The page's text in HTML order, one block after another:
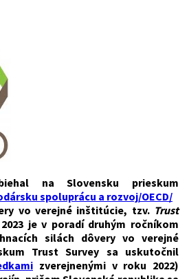
na Slovensku prieskum
spoluprácu a rozvoj/OECD/
vo verejné inštitúcie, tzv. Trust
je v poradí druhým ročníkom
silách dôvery vo verejné
Trust Survey sa uskutočnil
zverejnenými v roku 2022)